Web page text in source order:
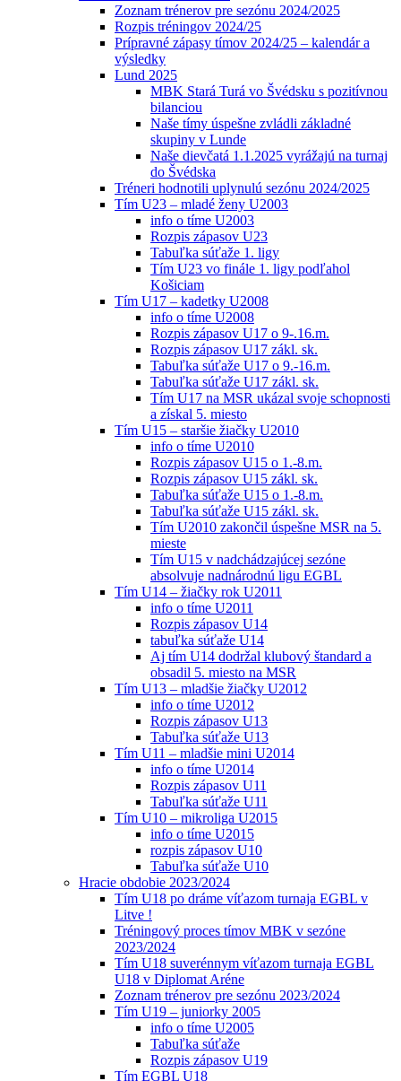
Zoznam trénerov pre sezónu 2024/2025
Rozpis tréningov 2024/25
Prípravné zápasy tímov 2024/25 – kalendár a
výsledky
Lund 2025
MBK Stará Turá vo Švédsku s pozitívnou
bilanciou
Naše tímy úspešne zvládli základné
skupiny v Lunde
Naše dievčatá 1.1.2025 vyrážajú na turnaj
do Švédska
Tréneri hodnotili uplynulú sezónu 2024/2025
Tím U23 – mladé ženy U2003
info o tíme U2003
Rozpis zápasov U23
Tabuľka súťaže 1. ligy
Tím U23 vo finále 1. ligy podľahol
Košiciam
Tím U17 – kadetky U2008
info o tíme U2008
Rozpis zápasov U17 o 9-.16.m.
Rozpis zápasov U17 zákl. sk.
Tabuľka súťaže U17 o 9.-16.m.
Tabuľka súťaže U17 zákl. sk.
Tím U17 na MSR ukázal svoje schopnosti
a získal 5. miesto
Tím U15 – staršie žiačky U2010
info o tíme U2010
Rozpis zápasov U15 o 1.-8.m.
Rozpis zápasov U15 zákl. sk.
Tabuľka súťaže U15 o 1.-8.m.
Tabuľka súťaže U15 zákl. sk.
Tím U2010 zakončil úspešne MSR na 5.
mieste
Tím U15 v nadchádzajúcej sezóne
absolvuje nadnárodnú ligu EGBL
Tím U14 – žiačky rok U2011
info o tíme U2011
Rozpis zápasov U14
tabuľka súťaže U14
Aj tím U14 dodržal klubový štandard a
obsadil 5. miesto na MSR
Tím U13 – mladšie žiačky U2012
info o tíme U2012
Rozpis zápasov U13
Tabuľka súťaže U13
Tím U11 – mladšie mini U2014
info o tíme U2014
Rozpis zápasov U11
Tabuľka súťaže U11
Tím U10 – mikroliga U2015
info o tíme U2015
rozpis zápasov U10
Tabuľka súťaže U10
Hracie obdobie 2023/2024
Tím U18 po dráme víťazom turnaja EGBL v
Litve !
Tréningový proces tímov MBK v sezóne
2023/2024
Tím U18 suverénnym víťazom turnaja EGBL
U18 v Diplomat Aréne
Zoznam trénerov pre sezónu 2023/2024
Tím U19 – juniorky 2005
info o tíme U2005
Tabuľka súťaže
Rozpis zápasov U19
Tím EGBL U18